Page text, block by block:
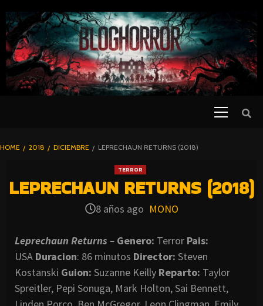
TO
CONTENT
BLOGHORROR
HOME 2018 DICIEMBRE LEPRECHAUN RETURNS (2018)
TERROR
LEPRECHAUN RETURNS (2018)
8 años ago MONO
Leprechaun Returns – Genero: Terror Pais:
USA Duracion: 86 minutos Director: Steven
Kostanski Guion: Suzanne Keilly Reparto: Taylor
Spreitler, Pepi Sonuga, Mark Holton, Sai Bennett,